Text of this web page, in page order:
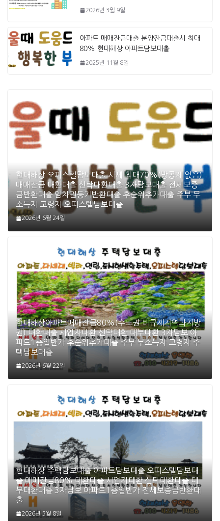
2026년 3월 9일
아파트 매매잔금대출 분양잔금대출시 최대
80% 현대해상 아파트담보대출
2025년 11월 8일
현대해상 오피스텔담보대출 시세 최대70%(방공제 없음)
매매잔금 대환대출 신탁대환대출 3자담보대출 전세보증
금반환대출 임차권등기반환대출 후순위추가대출 주부 무
소득자 고령자 오피스텔담보대출
2026년 6월 24일
현대해상아파트매매잔금80%(수도권 비규제지역과지방
권) 대환대출 사업자대환 신탁대환 대부대환 3자담보 아
파트1층일반가 후순위추가대출 주부 무소득자 고령자 주
택담보대출
2026년 6월 22일
현대해상 주택담보대출 아파트담보대출 오피스텔담보대
출 매매잔금80% 대환대출 사업자대환 신탁대환대출 대
부대환대출 3자담보 아파트1층일반가 전세보증금반환대
출
2026년 5월 8일